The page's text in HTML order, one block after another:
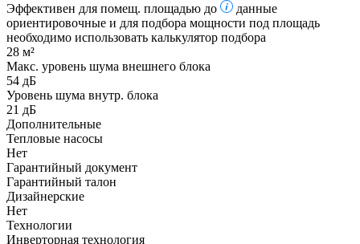
Эффективен для помещ. площадью до
данные
ориентировочные и для подбора мощности под площадь
необходимо использовать калькулятор подбора
28 м²
Макс. уровень шума внешнего блока
54 дБ
Уровень шума внутр. блока
21 дБ
Дополнительные
Тепловые насосы
Нет
Гарантийный документ
Гарантийный талон
Дизайнерские
Нет
Технологии
Инверторная технология